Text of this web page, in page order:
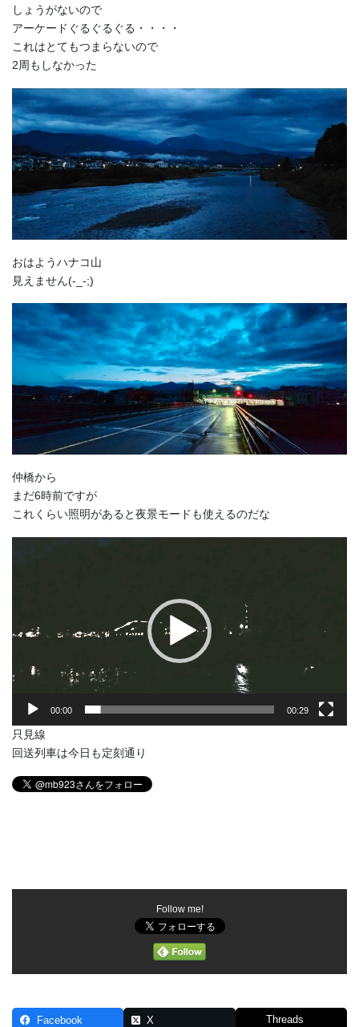
しょうがないので
アーケードぐるぐるぐる・・・・
これはとてもつまらないので
2周もしなかった
おはようハナコ山
見えません(-_-;)
仲橋から
まだ6時前ですが
これくらい照明があると夜景モードも使えるのだな
00:00 00:29
只見線
回送列車は今日も定刻通り
Follow me!
Facebook X Threads